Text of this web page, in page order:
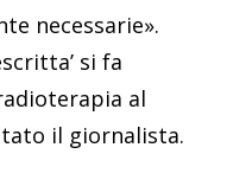
necessarie».
si fa
al
il giornalista.